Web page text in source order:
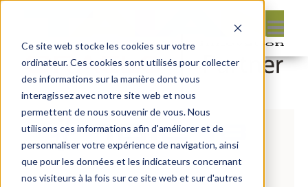
Ce site web stocke les cookies sur votre
ordinateur. Ces cookies sont utilisés pour collecter
des informations sur la manière dont vous
interagissez avec notre site web et nous
permettent de nous souvenir de vous. Nous
utilisons ces informations afin d'améliorer et de
personnaliser votre expérience de navigation, ainsi
que pour les données et les indicateurs concernant
nos visiteurs à la fois sur ce site web et sur d'autres